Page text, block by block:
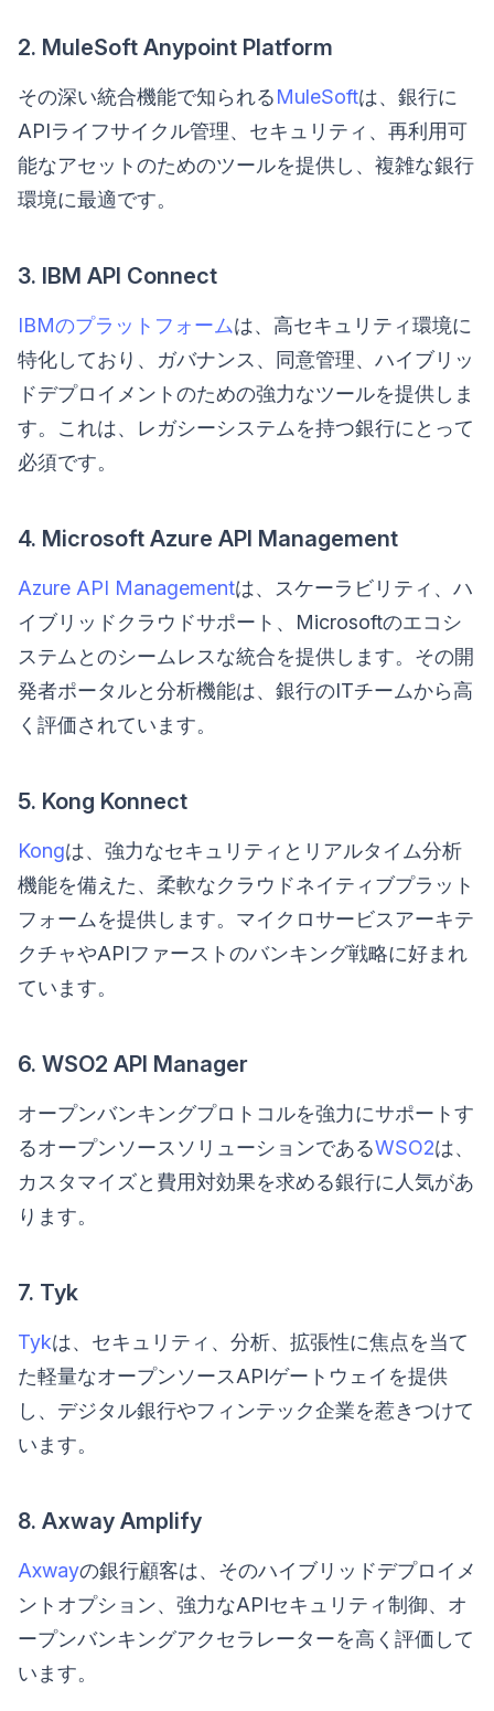
2. MuleSoft Anypoint Platform
その深い統合機能で知られるMuleSoftは、銀行に
APIライフサイクル管理、セキュリティ、再利用可
能なアセットのためのツールを提供し、複雑な銀行
環境に最適です。
3. IBM API Connect
IBMのプラットフォームは、高セキュリティ環境に
特化しており、ガバナンス、同意管理、ハイブリッ
ドデプロイメントのための強力なツールを提供しま
す。これは、レガシーシステムを持つ銀行にとって
必須です。
4. Microsoft Azure API Management
Azure API Managementは、スケーラビリティ、ハ
イブリッドクラウドサポート、Microsoftのエコシ
ステムとのシームレスな統合を提供します。その開
発者ポータルと分析機能は、銀行のITチームから高
く評価されています。
5. Kong Konnect
Kongは、強力なセキュリティとリアルタイム分析
機能を備えた、柔軟なクラウドネイティブプラット
フォームを提供します。マイクロサービスアーキテ
クチャやAPIファーストのバンキング戦略に好まれ
ています。
6. WSO2 API Manager
オープンバンキングプロトコルを強力にサポートす
るオープンソースソリューションであるWSO2は、
カスタマイズと費用対効果を求める銀行に人気があ
ります。
7. Tyk
Tykは、セキュリティ、分析、拡張性に焦点を当て
た軽量なオープンソースAPIゲートウェイを提供
し、デジタル銀行やフィンテック企業を惹きつけて
います。
8. Axway Amplify
Axwayの銀行顧客は、そのハイブリッドデプロイメ
ントオプション、強力なAPIセキュリティ制御、オ
ープンバンキングアクセラレーターを高く評価して
います。